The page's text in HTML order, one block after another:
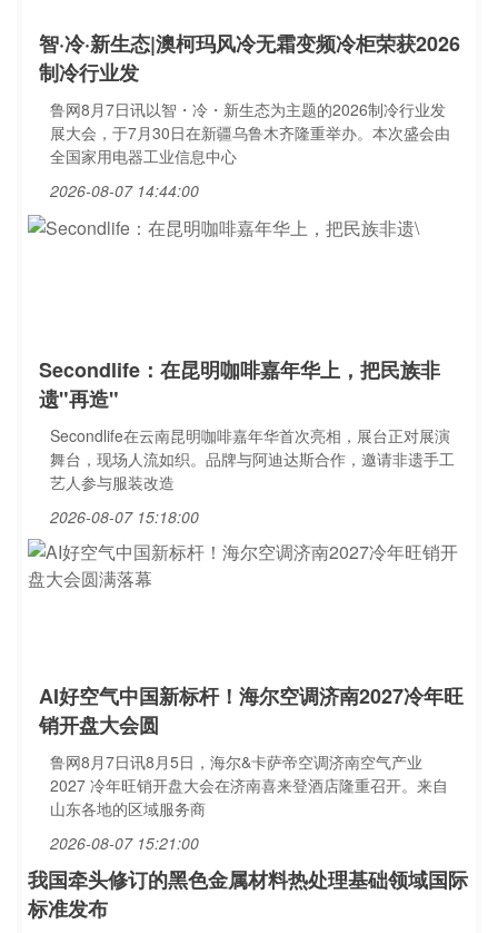
智·冷·新生态|澳柯玛风冷无霜变频冷柜荣获2026
制冷行业发
鲁网8月7日讯以智・冷・新生态为主题的2026制冷行业发
展大会，于7月30日在新疆乌鲁木齐隆重举办。本次盛会由
全国家用电器工业信息中心
2026-08-07 14:44:00
Secondlife：在昆明咖啡嘉年华上，把民族非
遗"再造"
Secondlife在云南昆明咖啡嘉年华首次亮相，展台正对展演
舞台，现场人流如织。品牌与阿迪达斯合作，邀请非遗手工
艺人参与服装改造
2026-08-07 15:18:00
AI好空气中国新标杆！海尔空调济南2027冷年旺
销开盘大会圆
鲁网8月7日讯8月5日，海尔&卡萨帝空调济南空气产业
2027 冷年旺销开盘大会在济南喜来登酒店隆重召开。来自
山东各地的区域服务商
2026-08-07 15:21:00
我国牵头修订的黑色金属材料热处理基础领域国际
标准发布